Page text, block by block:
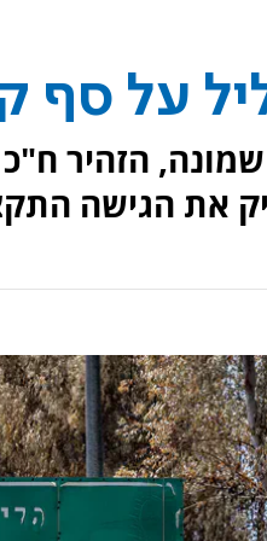
על סף
שמונה, הזהיר
את הגישה